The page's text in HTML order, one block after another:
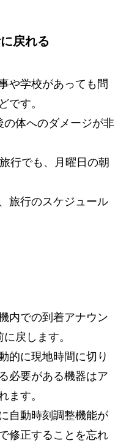
戻れる
や学校があっても問
です。
体へのダメージが非
行でも、月曜日の朝
旅行のスケジュール
内での到着アナウン
戻します。
的に現地時間に切り
必要がある機器はア
ます。
自動時刻調整機能が
修正することを忘れ